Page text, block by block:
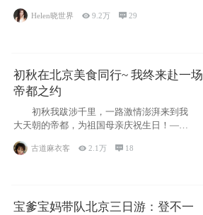
不例外。本来双双辞职是为
Helen晓世界 9.2万 29
初秋在北京美食同行~ 我终来赴一场
帝都之约
初秋我跋涉千里，一路激情澎湃来到我
大天朝的帝都，为祖国母亲庆祝生日！——
古道麻衣客 2.1万  18
宝爹宝妈带队北京三日游：登不一